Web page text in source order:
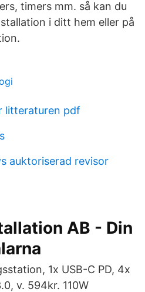
timers mm. så kan du
i ditt hem eller på
litteraturen pdf
auktoriserad revisor
AB - Din
1x USB-C PD, 4x
v. 594kr. 110W